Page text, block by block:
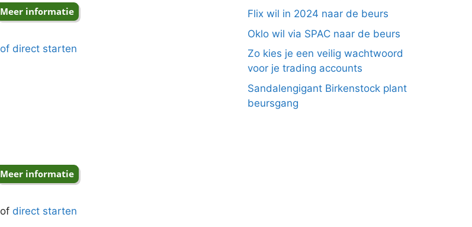
of direct starten
of direct starten
Flix wil in 2024 naar de beurs
Oklo wil via SPAC naar de beurs
Zo kies je een veilig wachtwoord
voor je trading accounts
Sandalengigant Birkenstock plant
beursgang